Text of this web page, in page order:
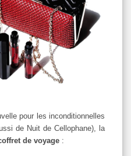
pour les inconditionnelles
de Nuit de Cellophane), la
de voyage :